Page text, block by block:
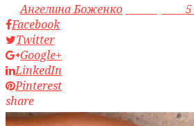
byАнгелина Боженко
Facebook
Twitter
Google+
LinkedIn
Pinterest
share